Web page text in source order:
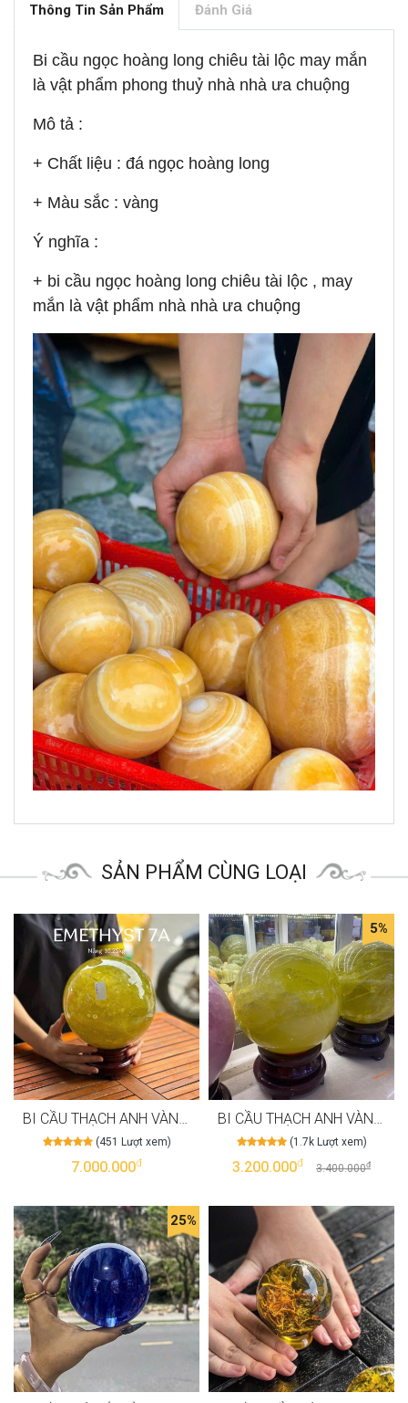
Thông Tin Sản Phẩm Đánh Giá
Bi cầu ngọc hoàng long chiêu tài lộc may mắn
là vật phẩm phong thuỷ nhà nhà ưa chuộng
Mô tả :
+ Chất liệu : đá ngọc hoàng long
+ Màu sắc : vàng
Ý nghĩa :
+ bi cầu ngọc hoàng long chiêu tài lộc , may
mắn là vật phẩm nhà nhà ưa chuộng
SẢN PHẨM CÙNG LOẠI
BI CẦU THẠCH ANH VÀNG VIP T3720
(451 Lượt xem)
7.000.000đ
5%
BI CẦU THẠCH ANH VÀNG T3464
(1.7k Lượt xem)
3.200.000đ 3.400.000đ
25%